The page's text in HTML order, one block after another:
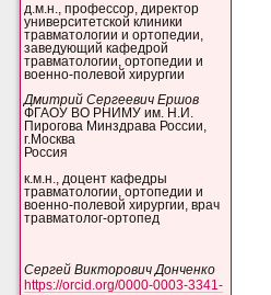
д.м.н., профессор, директор
университетской клиники
травматологии и ортопедии,
заведующий кафедрой
травматологии, ортопедии и
военно-полевой хирургии
Дмитрий Сергеевич Ершов
ФГАОУ ВО РНИМУ им. Н.И.
Пирогова Минздрава России,
г.Москва
Россия
к.м.н., доцент кафедры
травматологии, ортопедии и
военно-полевой хирургии, врач
травматолог-ортопед
Сергей Викторович Донченко
https://orcid.org/0000-0003-3341-